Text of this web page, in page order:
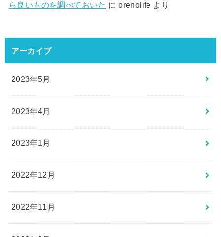
ら良いものを調べておいた にorenolife より
アーカイブ
2023年5月
2023年4月
2023年1月
2022年12月
2022年11月